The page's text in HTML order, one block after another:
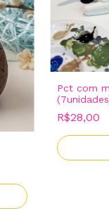
Pct com
R$28,00